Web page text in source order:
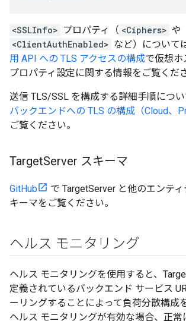
<SSLInfo> プロパティ（ <Ciphers> や
<ClientAuthEnabled> など）について
用 API への TLS アクセスの構成で仮想ホ
プロパティ設定に関する情報をご覧くだ
送信 TLS/SSL を構成する詳細手順につい
バックエンドへの TLS の構成（Cloud、
ご覧ください。
TargetServer スキーマ
GitHub
で TargetServer と他のエンテ
キーマをご覧ください。
ヘルス モニタリング
ヘルス モニタリングを使用すると、
定義されているバックエンド サービス
ーリングすることによって負荷分散構成
ヘルス モニタリングが有効な場合、正常